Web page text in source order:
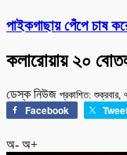
পাইকগাছায় পেঁপে চাষ
কলারোয়ায় ২০
ডেস্ক নিউজ প্রকাশিত:
Facebook
অ- অ+